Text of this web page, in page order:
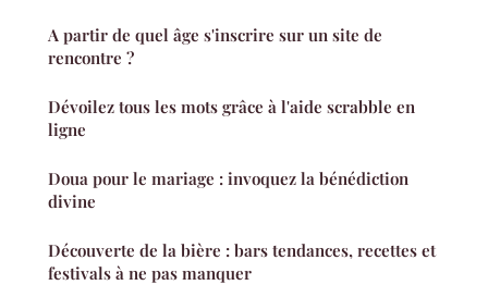
A partir de quel âge s'inscrire sur un site de
rencontre ?
Dévoilez tous les mots grâce à l'aide scrabble en
ligne
Doua pour le mariage : invoquez la bénédiction
divine
Découverte de la bière : bars tendances, recettes et
festivals à ne pas manquer